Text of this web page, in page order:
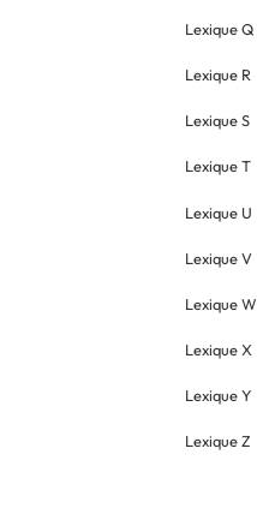
Lexique Q
Lexique R
Lexique S
Lexique T
Lexique U
Lexique V
Lexique W
Lexique X
Lexique Y
Lexique Z